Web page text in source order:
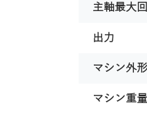
主軸最大
出力
マシン外
マシン重量